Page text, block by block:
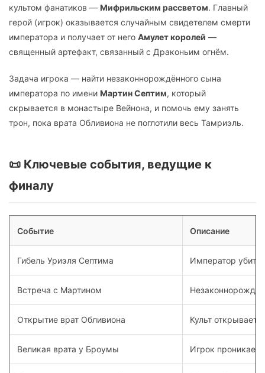
культом фанатиков — Мифрильским рассветом. Главный
герой (игрок) оказывается случайным свидетелем смерти
императора и получает от него Амулет королей —
священный артефакт, связанный с Драконьим огнём.
Задача игрока — найти незаконнорождённого сына
императора по имени Мартин Септим, который
скрывается в монастыре Вейнона, и помочь ему занять
трон, пока врата Обливиона не поглотили весь Тамриэль.
📜 Ключевые события, ведущие к
финалу
Событие Описание
Гибель Уриэля Септима Император убит
Встреча с Мартином
Открытие врат Обливиона Культ открывает
Великая врата у Броумы Игрок проникает